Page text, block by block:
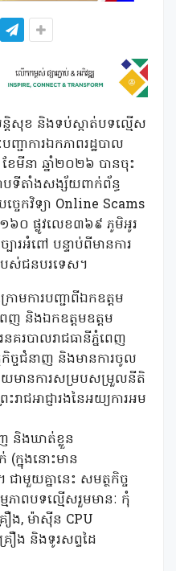
ន្តិសុខ និងទប់ស្កាត់បទល្មើស
ញ្ជាការឯកភាពរដ្ឋបាល
ែមីនា ឆ្នាំ២០២៦ បានចុះ
បទីតាំងសង្ស័យពាក់ព័ន្ធ
ចេកវិទ្យា Online Scams
៦០ ផ្លូវលេខ៣៦៩ ភូមិអូរ
ារអំពៅ បន្ទាប់ពីមានការ
បស់ជនបរទេស។
រោមការបញ្ជាពីឯកឧត្តម
ញ និងឯកឧត្តមឧត្តម
របាលរាជធានីភ្នំពេញ
កិច្ចជំនាញ និងមានការចូល
ោយមានការសម្របសម្រួលនីតិ
ជអាជ្ញារងនៃអយ្យការអម
និងឃាត់ខ្លួន
ក្នុងនោះមាន
មួយគ្នានេះ សមត្ថកិច្ច
ភាពបទល្មើសរួមមានៈ កុំ
ង, ម៉ាស៊ីន CPU
ឿង និងទូរសព្ទដៃ